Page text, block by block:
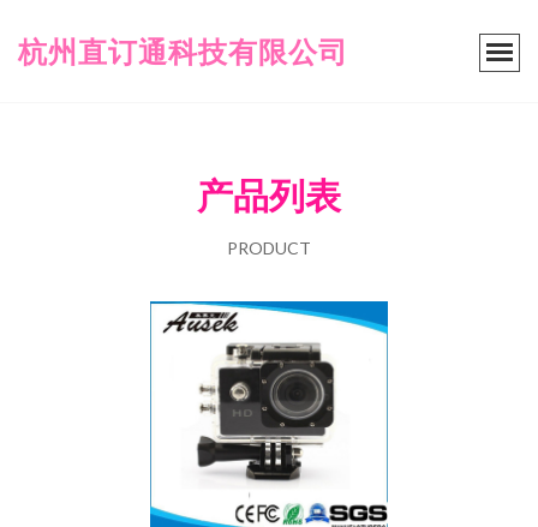
杭州直订通科技有限公司
产品列表
PRODUCT